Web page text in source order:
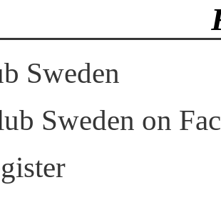
Sweden
Sweden on